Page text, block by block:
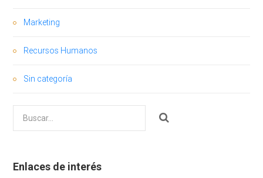
Marketing
Recursos Humanos
Sin categoría
por:
Enlaces de interés